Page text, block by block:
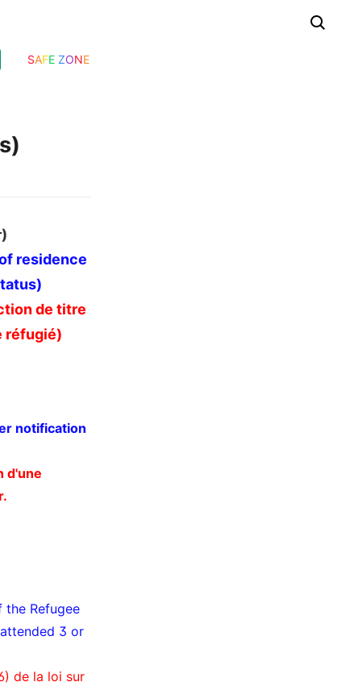
SAFE ZONE
)
residence
de titre
réfugié)
notification
d'une
Refugee
3 or
de la loi sur